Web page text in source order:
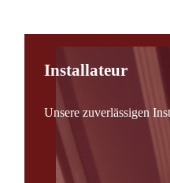
Installateur
Unsere zuverlässigen